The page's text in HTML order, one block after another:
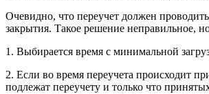
Очевидно, что переучет должен
закрытия. Такое решение неправильное,
1. Выбирается время с минимальной
2. Если во время переучета происходит
подлежат переучету и только что